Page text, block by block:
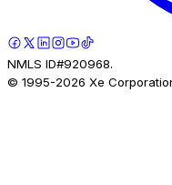
NMLS ID#920968.
© 1995-2026 Xe